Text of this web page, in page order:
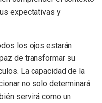
expectativas y
los ojos estarán
de transformar su
La capacidad de la
no solo determinará
servirá como un